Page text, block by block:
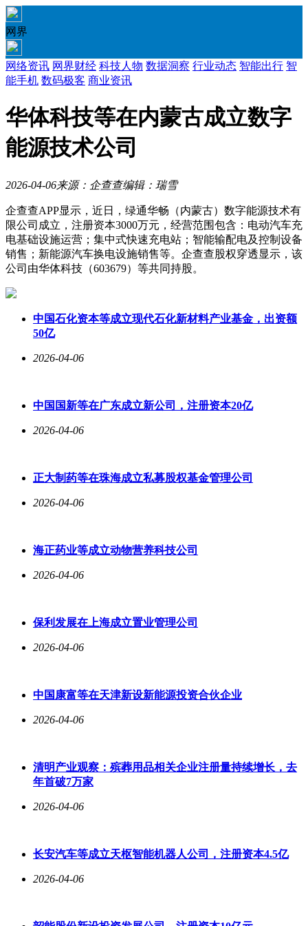
网界
网络资讯 网界财经 科技人物 数据洞察 行业动态 智能出行 智
能手机 数码极客 商业资讯
华体科技等在内蒙古成立数字
能源技术公司
2026-04-06来源：企查查编辑：瑞雪
企查查APP显示，近日，绿通华畅（内蒙古）数字能源技术有
限公司成立，注册资本3000万元，经营范围包含：电动汽车充
电基础设施运营；集中式快速充电站；智能输配电及控制设备
销售；新能源汽车换电设施销售等。企查查股权穿透显示，该
公司由华体科技（603679）等共同持股。
中国石化资本等成立现代石化新材料产业基金，出资额
50亿
2026-04-06
中国国新等在广东成立新公司，注册资本20亿
2026-04-06
正大制药等在珠海成立私募股权基金管理公司
2026-04-06
海正药业等成立动物营养科技公司
2026-04-06
保利发展在上海成立置业管理公司
2026-04-06
中国康富等在天津新设新能源投资合伙企业
2026-04-06
清明产业观察：殡葬用品相关企业注册量持续增长，去
年首破7万家
2026-04-06
长安汽车等成立天枢智能机器人公司，注册资本4.5亿
2026-04-06